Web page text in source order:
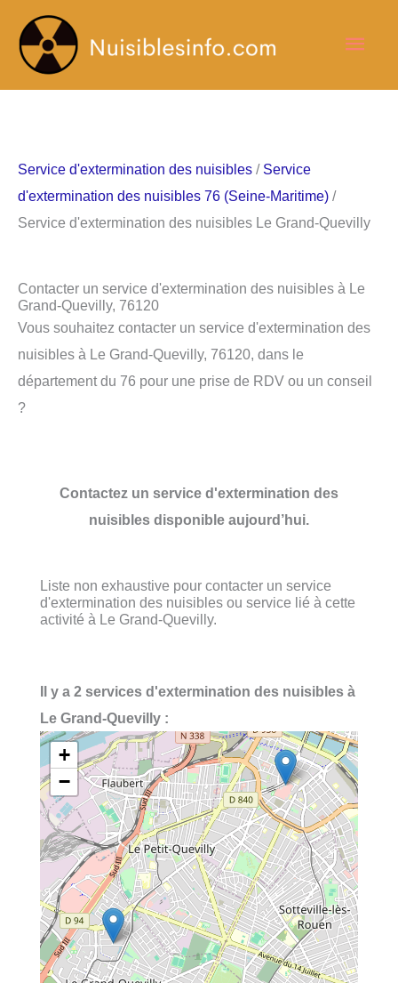
contenu
Service d'extermination des nuisibles / Service
d'extermination des nuisibles 76 (Seine-Maritime) /
Service d'extermination des nuisibles Le Grand-Quevilly
Contacter un service d'extermination des nuisibles à Le
Grand-Quevilly, 76120
Vous souhaitez contacter un service d'extermination des
nuisibles à Le Grand-Quevilly, 76120, dans le
département du 76 pour une prise de RDV ou un conseil
?
Contactez un service d'extermination des
nuisibles disponible aujourd’hui.
Liste non exhaustive pour contacter un service
d'extermination des nuisibles ou service lié à cette
activité à Le Grand-Quevilly.
Il y a 2 services d'extermination des nuisibles à
Le Grand-Quevilly :
+
−